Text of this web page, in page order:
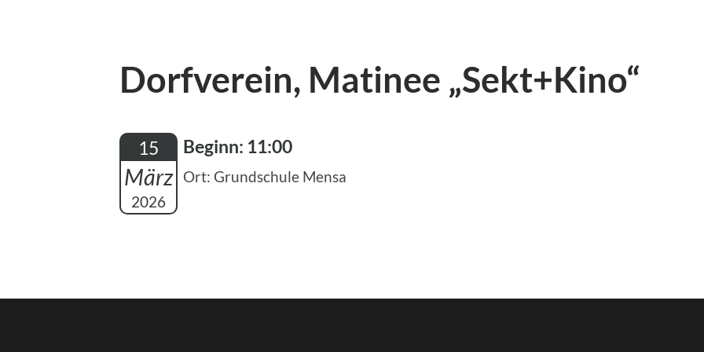
Dorfverein, Matinee „Sekt+Kino“
15
März
2026
Beginn: 11:00
Ort: Grundschule Mensa